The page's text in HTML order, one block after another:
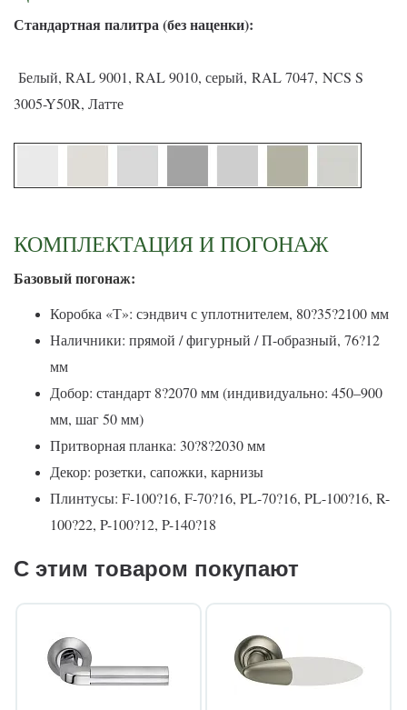
Стандартная палитра (без наценки):
Белый, RAL 9001, RAL 9010, серый, RAL 7047, NCS S
3005-Y50R, Латте
КОМПЛЕКТАЦИЯ И ПОГОНАЖ
Базовый погонаж:
Коробка «Т»: сэндвич с уплотнителем, 80?35?2100 мм
Наличники: прямой / фигурный / П-образный, 76?12
мм
Добор: стандарт 8?2070 мм (индивидуально: 450–900
мм, шаг 50 мм)
Притворная планка: 30?8?2030 мм
Декор: розетки, сапожки, карнизы
Плинтусы: F-100?16, F-70?16, PL-70?16, PL-100?16, R-
100?22, P-100?12, P-140?18
С этим товаром покупают